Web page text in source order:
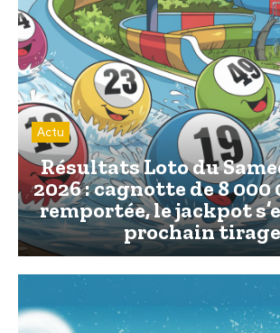
Actu
Résultats Loto du
2026 : cagnotte de 8 000
remportée, le jackpot
prochain tirage